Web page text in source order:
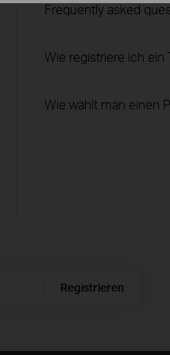
Frequently asked
Wie registriere ich ein
Wie wählt man einen
Registrieren